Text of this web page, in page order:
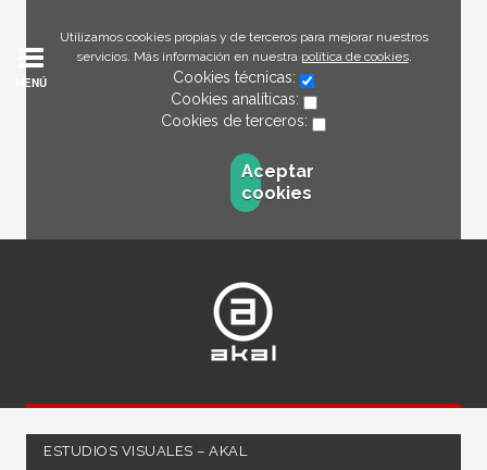
Utilizamos cookies propias y de terceros para mejorar nuestros
servicios. Más información en nuestra política de cookies.
Cookies técnicas:
Cookies analíticas:
Cookies de terceros:
Aceptar
cookies
MENÚ
ESTUDIOS VISUALES – AKAL